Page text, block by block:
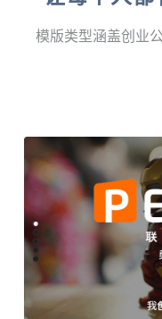
模版类型涵盖创业